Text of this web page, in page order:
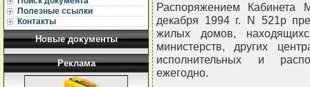
Полезные ссылки
Контакты
Новые документы
Реклама
Распоряжением Кабинета
декабря 1994 г. N 521р
жилых домов,
министерств, других
исполнительных и
ежегодно.